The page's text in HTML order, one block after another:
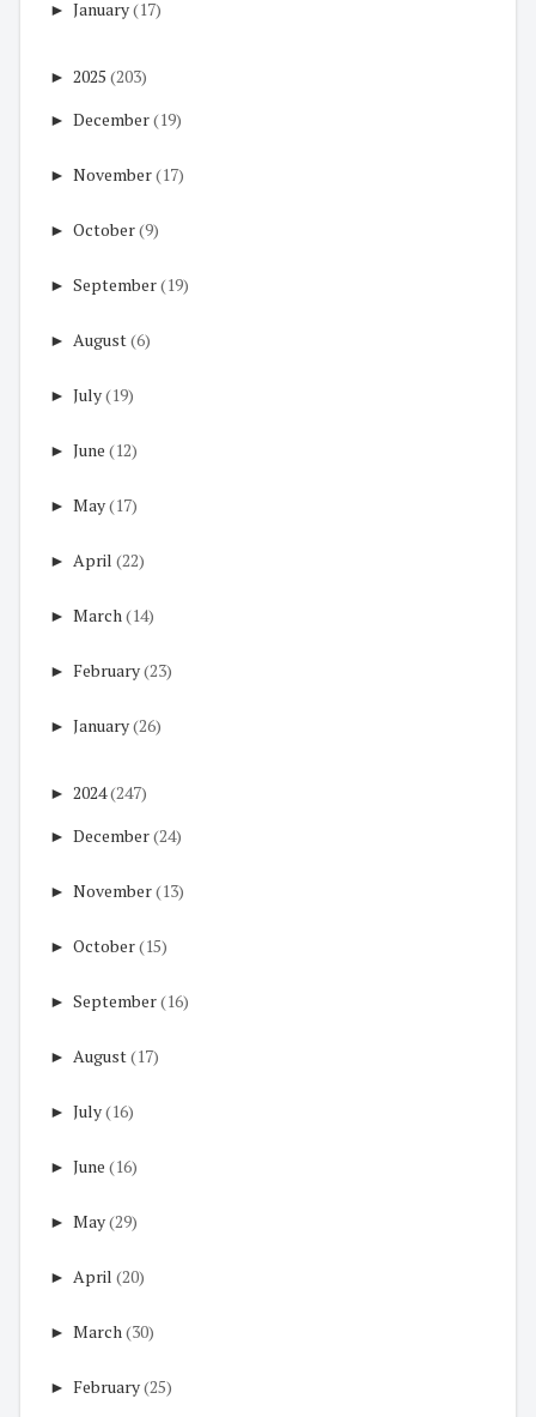
► January(17)
► 2025 (203)
► December(19)
► November(17)
► October(9)
► September(19)
► August(6)
► July(19)
► June (12)
► May(17)
► April (22)
► March (14)
► February(23)
► January(26)
► 2024(247)
► December(24)
► November(13)
► October(15)
► September(16)
► August(17)
► July(16)
► June (16)
► May(29)
► April (20)
► March (30)
► February(25)